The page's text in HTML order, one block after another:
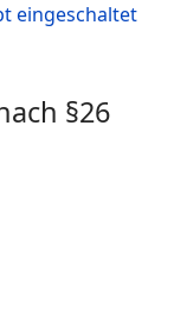
eingeschaltet
§26